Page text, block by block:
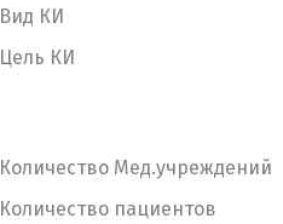
Вид КИ
Цель КИ
Количество Мед.учреждений
Количество пациентов